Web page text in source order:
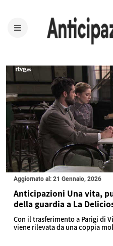
Aggiornato al: 21 Gennaio, 2026
Anticipazioni Una vita,
della guardia a La
Con il trasferimento a Parigi di
viene rilevata da una coppia